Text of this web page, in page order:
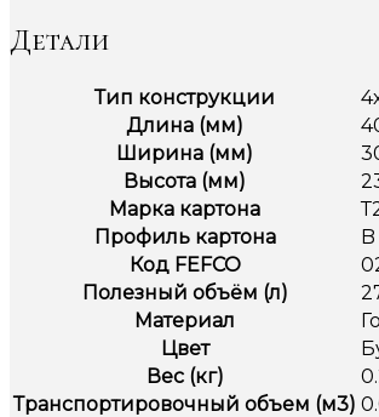
Детали
Тип конструкции
Длина (мм)
Ширина (мм)
Высота (мм)
Марка картона
Профиль картона
B
Код FEFCO
Полезный объём (л)
Материал
Цвет
Вес (кг)
Транспортировочный объем (м3)